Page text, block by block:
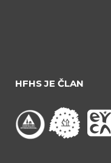
HFHS JE ČLAN